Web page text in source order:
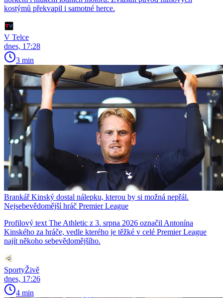
kostýmů překvapil i samotné herce.
V Telce
dnes, 17:28
3 min
Brankář Kinský dostal nálepku, kterou by si možná nepřál.
Nejsebevědomější hráč Premier League
Profilový text The Athletic z 3. srpna 2026 označil Antonína
Kinského za hráče, vedle kterého je těžké v celé Premier League
najít někoho sebevědomějšího.
SportyŽivě
dnes, 17:26
4 min